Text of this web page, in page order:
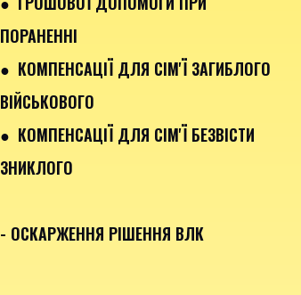
ПОРАНЕННІ
● КОМПЕНСАЦІЇ ДЛЯ СІМ'Ї ЗАГИБЛОГО
ВІЙСЬКОВОГО
● КОМПЕНСАЦІЇ ДЛЯ СІМ'Ї БЕЗВІСТИ
ЗНИКЛОГО
- ОСКАРЖЕННЯ РІШЕННЯ ВЛК